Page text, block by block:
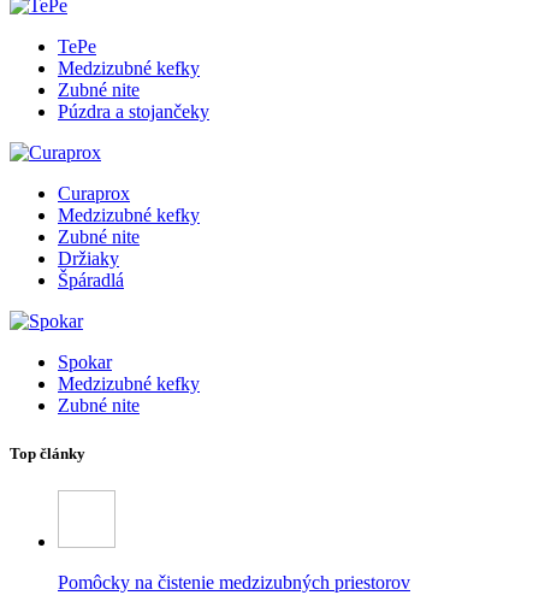
TePe
Medzizubné kefky
Zubné nite
Púzdra a stojančeky
Curaprox
Medzizubné kefky
Zubné nite
Držiaky
Špáradlá
Spokar
Medzizubné kefky
Zubné nite
Top články
Pomôcky na čistenie medzizubných priestorov